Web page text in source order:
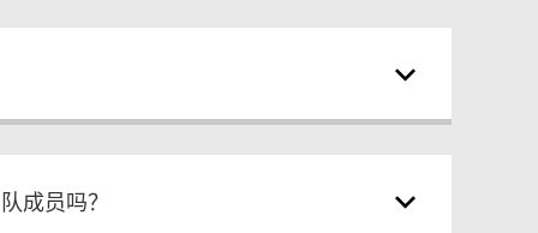
成员吗？